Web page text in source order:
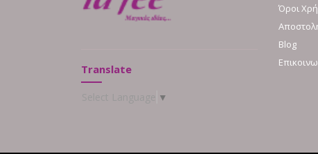
Translate
▼
Όροι
Blog